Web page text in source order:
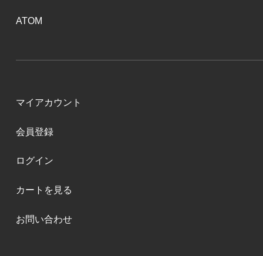
ATOM
マイアカウント
会員登録
ログイン
カートを見る
お問い合わせ